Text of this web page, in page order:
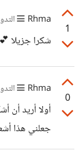
1
Rhma
شكرا جزيلا
0
Rhma
أولا أريد أن
جعلني هذا
فقط لإضفاء